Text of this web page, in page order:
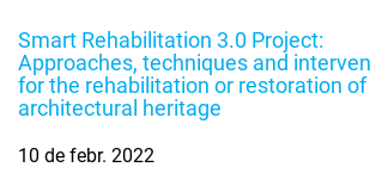
Smart Rehabilitation 3.0 Project:
Approaches, techniques and
for the rehabilitation or restoration of
architectural heritage
10 de febr. 2022